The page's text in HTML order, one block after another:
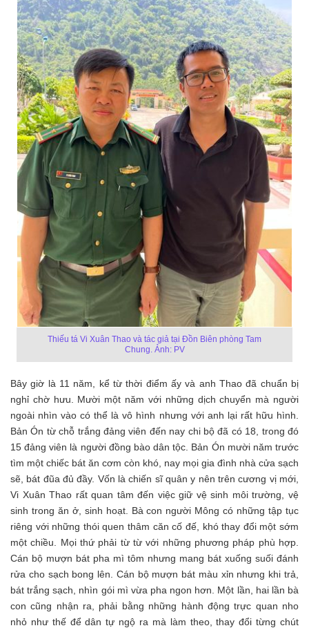
Thiếu tá Vi Xuân Thao và tác giả tại Đồn Biên phòng Tam
Chung. Ảnh: PV
Bây giờ là 11 năm, kể từ thời điểm ấy và anh Thao đã chuẩn bị
nghỉ chờ hưu. Mười một năm với những dịch chuyển mà người
ngoài nhìn vào có thể là vô hình nhưng với anh lại rất hữu hình.
Bản Ón từ chỗ trắng đảng viên đến nay chi bộ đã có 18, trong đó
15 đảng viên là người đồng bào dân tộc. Bản Ón mười năm trước
tìm một chiếc bát ăn cơm còn khó, nay mọi gia đình nhà cửa sạch
sẽ, bát đũa đủ đầy. Vốn là chiến sĩ quân y nên trên cương vị mới,
Vi Xuân Thao rất quan tâm đến việc giữ vệ sinh môi trường, vệ
sinh trong ăn ở, sinh hoạt. Bà con người Mông có những tập tục
riêng với những thói quen thâm căn cố đế, khó thay đổi một sớm
một chiều. Mọi thứ phải từ từ với những phương pháp phù hợp.
Cán bộ mượn bát pha mì tôm nhưng mang bát xuống suối đánh
rửa cho sạch bong lên. Cán bộ mượn bát màu xỉn nhưng khi trả,
bát trắng sạch, nhìn gói mì vừa pha ngon hơn. Một lần, hai lần bà
con cũng nhận ra, phải bằng những hành động trực quan nho
nhỏ như thế để dân tự ngộ ra mà làm theo, thay đổi từng chút